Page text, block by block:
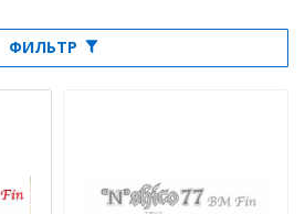
ФИЛЬТР